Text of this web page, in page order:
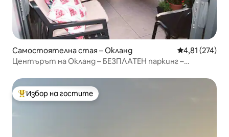
Самостоятелна стая – Окланд Средна
4,81 (274)
Центърът на Окланд – БЕЗПЛАТЕН паркинг –
Най-популярен избор на гостите
Избор на гостите